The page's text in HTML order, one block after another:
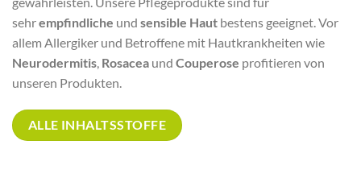
sehrempfindliche und sensible Haut bestens geeignet. Vor
allem Allergiker und Betroffene mit Hautkrankheiten wie
Neurodermitis, Rosacea und Couperose profitieren von
unseren Produkten.
ALLE INHALTSSTOFFE